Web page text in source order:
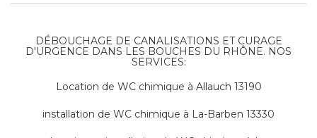
DÉBOUCHAGE DE CANALISATIONS ET CURAGE
D'URGENCE DANS LES BOUCHES DU RHÔNE. NOS
SERVICES:
Location de WC chimique à Allauch 13190
installation de WC chimique à La-Barben 13330